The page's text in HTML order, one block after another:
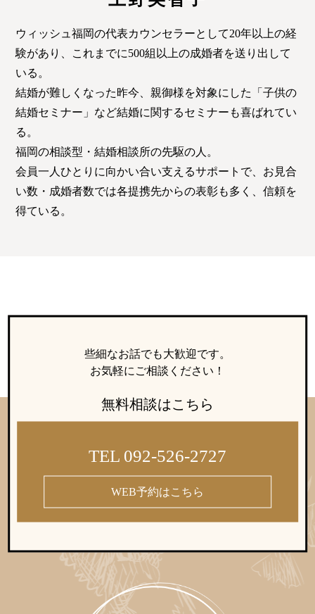
ウィッシュ福岡の代表カウンセラーとして20年以上の経
験があり、これまでに500組以上の成婚者を送り出して
いる。
結婚が難しくなった昨今、親御様を対象にした「子供の
結婚セミナー」など結婚に関するセミナーも喜ばれてい
る。
福岡の相談型・結婚相談所の先駆の人。
会員一人ひとりに向かい合い支えるサポートで、お見合
い数・成婚者数では各提携先からの表彰も多く、信頼を
得ている。
些細なお話でも大歓迎です。
お気軽にご相談ください！
無料相談はこちら
TEL 092-526-2727
WEB予約はこちら